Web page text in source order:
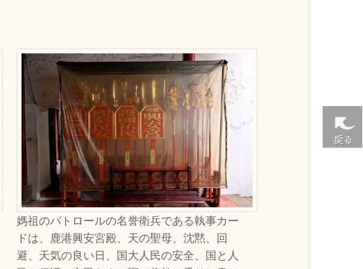
媽祖のパトロールの名誉衛兵である執事カー
ドは、鹿港興安宮殿、天の聖母、沈黙、回
避、天気の良い日、国大人民の安全、国と人